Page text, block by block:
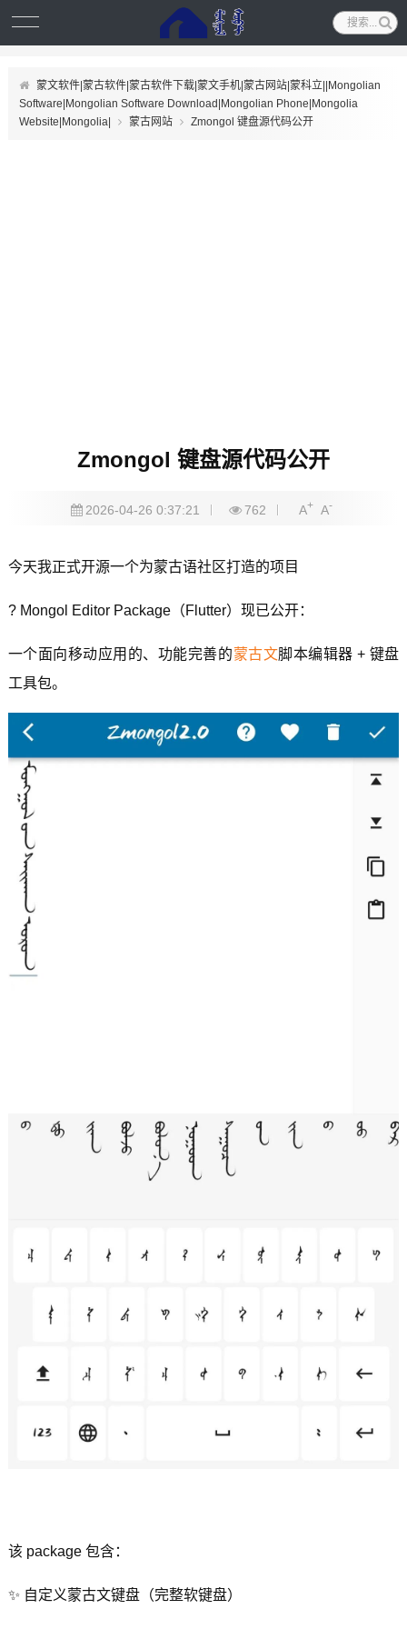
蒙文软件|蒙古软件|蒙古软件下载|蒙文手机|蒙古网站|蒙科立||Mongolian
Software|Mongolian Software Download|Mongolian Phone|Mongolia
Website|Mongolia|
蒙古网站 Zmongol 键盘源代码公开
Zmongol 键盘源代码公开
2026-04-26 0:37:21 762 A+ A-
今天我正式开源一个为蒙古语社区打造的项目
? Mongol Editor Package（Flutter）现已公开：
一个面向移动应用的、功能完善的蒙古文脚本编辑器 + 键盘
工具包。
该 package 包含：
✨ 自定义蒙古文键盘（完整软键盘）